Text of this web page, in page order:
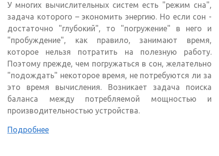
У многих вычислительных систем есть "режим сна",
задача которого – экономить энергию. Но если сон -
достаточно "глубокий", то "погружение" в него и
"пробуждение", как правило, занимают время,
которое нельзя потратить на полезную работу.
Поэтому прежде, чем погружаться в сон, желательно
"подождать" некоторое время, не потребуются ли за
это время вычисления. Возникает задача поиска
баланса между потребляемой мощностью и
производительностью устройства.
Подробнее